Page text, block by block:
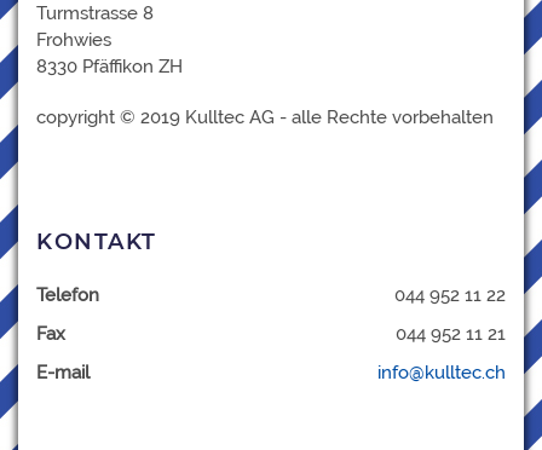
Turmstrasse 8
Frohwies
8330 Pfäffikon ZH
copyright © 2019 Kulltec AG - alle Rechte vorbehalten
KONTAKT
Telefon
044 952 11 22
Fax
044 952 11 21
E-mail
info@kulltec.ch